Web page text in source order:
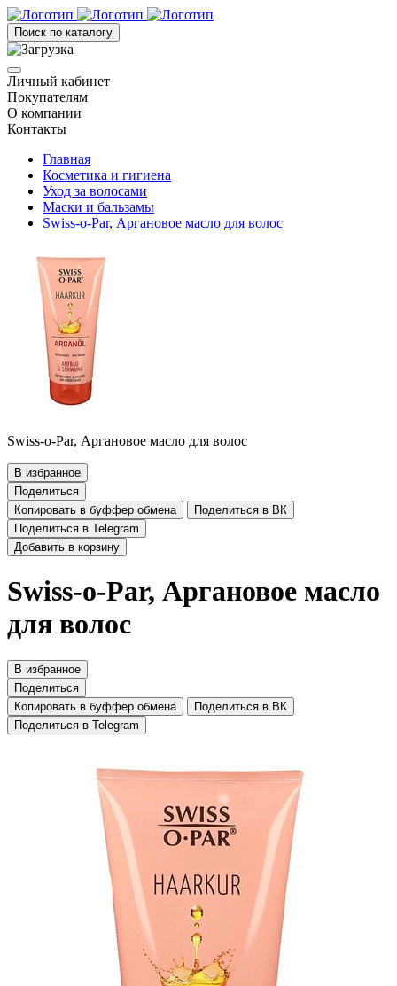
Поиск по каталогу
Личный кабинет
Покупателям
О компании
Контакты
Главная
Косметика и гигиена
Уход за волосами
Маски и бальзамы
Swiss-o-Par, Аргановое масло для волос
Swiss-o-Par, Аргановое масло для волос
В избранное
Поделиться
Копировать в буффер обмена
Поделиться в ВК
Поделиться в Telegram
Добавить в корзину
Swiss-o-Par, Аргановое масло
для волос
В избранное
Поделиться
Копировать в буффер обмена
Поделиться в ВК
Поделиться в Telegram